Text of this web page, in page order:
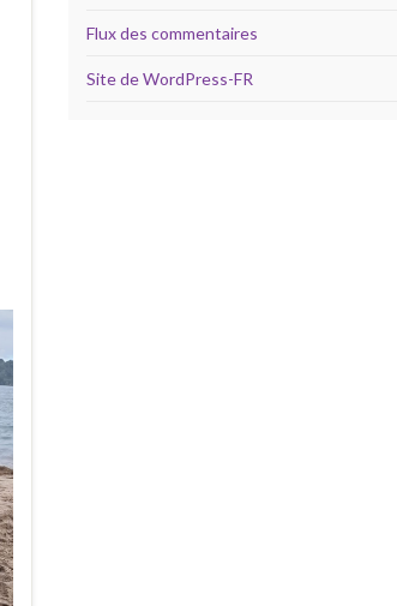
Flux des commentaires
Site de WordPress-FR